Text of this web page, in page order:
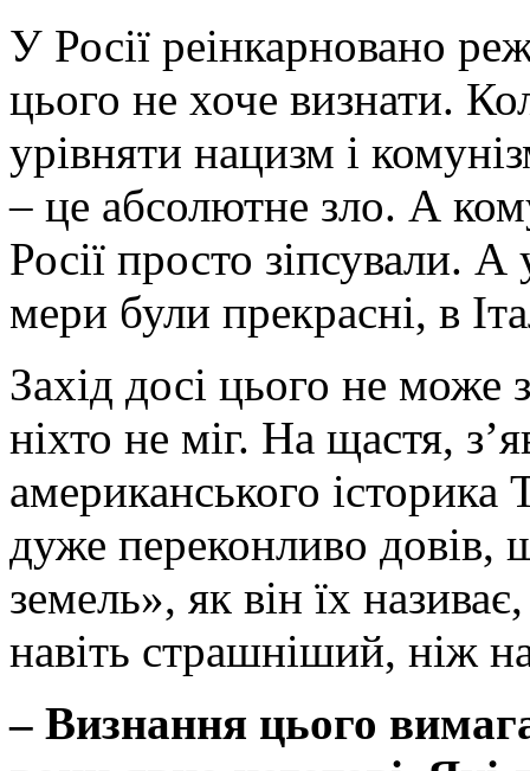
У Росії реінкарновано
цього не хоче визнати.
урівняти нацизм і
– це абсолютне зло. А
Росії просто зіпсували.
мери були прекрасні, в
Захід досі цього не може
ніхто не міг. На щастя,
американського історика
дуже переконливо
земель», як він їх
навіть страшніший, ніж
– Визнання цього